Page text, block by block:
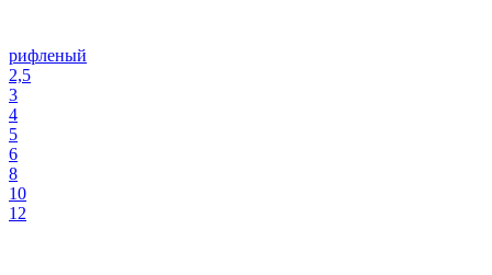
рифленый
2,5
3
4
5
6
8
10
12